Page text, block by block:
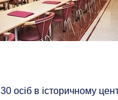
в історичному